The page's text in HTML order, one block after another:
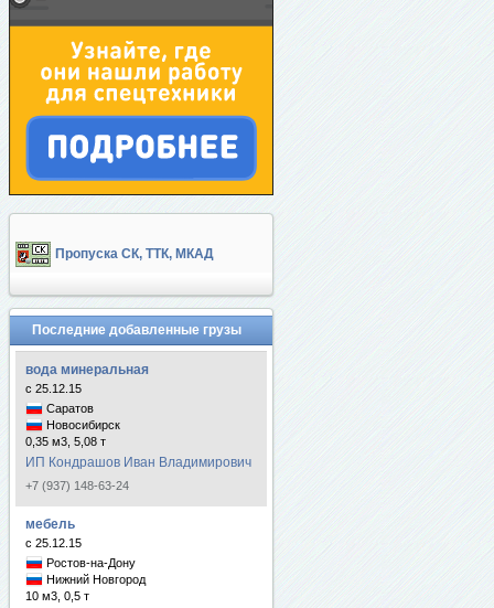
Пропуска СК, ТТК, МКАД
Последние добавленные грузы
вода минеральная
с 25.12.15
Саратов
Новосибирск
0,35 м3, 5,08 т
ИП Кондрашов Иван Владимирович
+7 (937) 148-63-24
мебель
с 25.12.15
Ростов-на-Дону
Нижний Новгород
10 м3, 0,5 т